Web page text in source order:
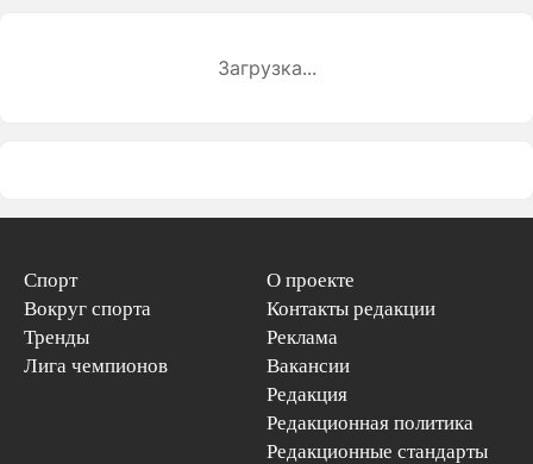
Загрузка...
Спорт
Вокруг спорта
Тренды
Лига чемпионов
О проекте
Контакты редакции
Реклама
Вакансии
Редакция
Редакционная политика
Редакционные стандарты